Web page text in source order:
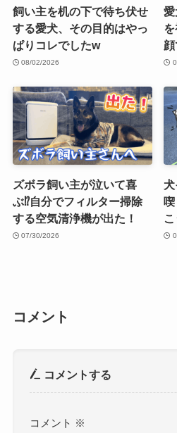
飼い主を机の下で待ち伏せ
する愛犬、その目的はやっ
ぱりコレでしたw
08/02/2026
愛
ズボラ飼い主が泣いて喜
ぶ⁉︎自分でフィルター掃除
する空気清浄機が出た！
07/30/2026
コメント
コメントする
コメント ※